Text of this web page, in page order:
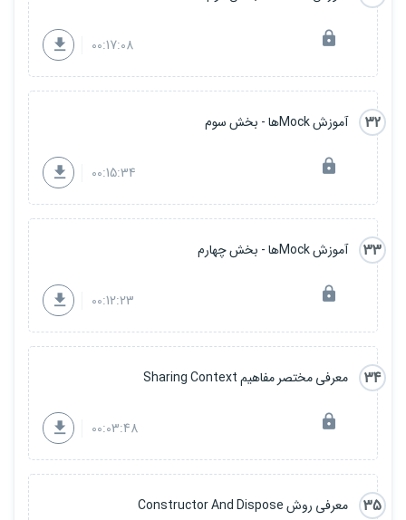
00:17:08
32 آموزش Mockها - بخش سوم
00:15:34
33 آموزش Mockها - بخش چهارم
00:12:23
34 معرفی مختصر مفاهیم Sharing Context
00:03:48
35 معرفی روش Constructor And Dispose